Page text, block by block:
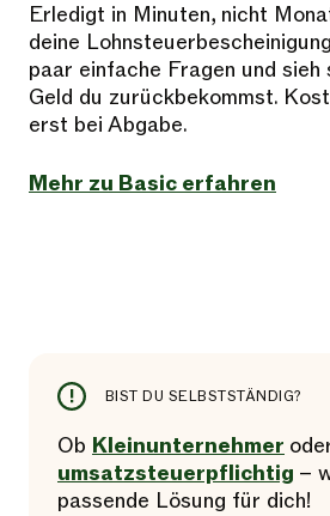
Erledigt in Minuten, nicht
deine
paar einfache Fragen und
Geld du zurückbekommst.
erst bei Abgabe.
Mehr zu Basic erfahren
BIST DU SELBSTSTÄNDIG?
Ob Kleinunternehmer
umsatzsteuerpflichtig –
passende Lösung für dich!